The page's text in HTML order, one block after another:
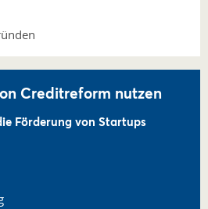
Creditreform nutzen
Förderung von Startups